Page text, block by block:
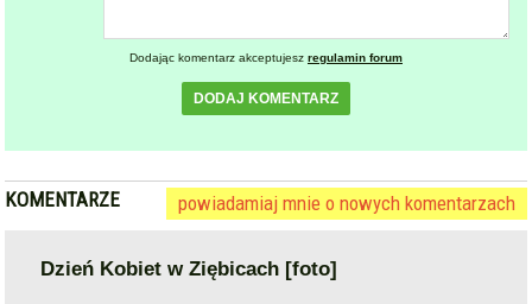
Dodając komentarz akceptujesz regulamin forum
DODAJ KOMENTARZ
KOMENTARZE powiadamiaj mnie o nowych komentarzach
Dzień Kobiet w Ziębicach [foto]